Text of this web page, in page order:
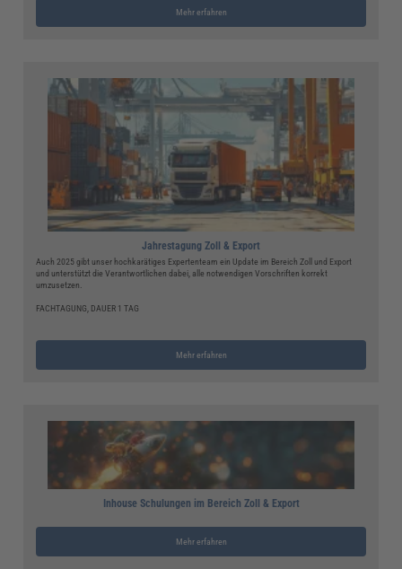
Mehr erfahren
Jahrestagung Zoll & Export
Auch 2025 gibt unser hochkarätiges Expertenteam ein Update im Bereich Zoll und Export
und unterstützt die Verantwortlichen dabei, alle notwendigen Vorschriften korrekt
umzusetzen.
FACHTAGUNG, DAUER 1 TAG
Mehr erfahren
Inhouse Schulungen im Bereich Zoll & Export
Mehr erfahren